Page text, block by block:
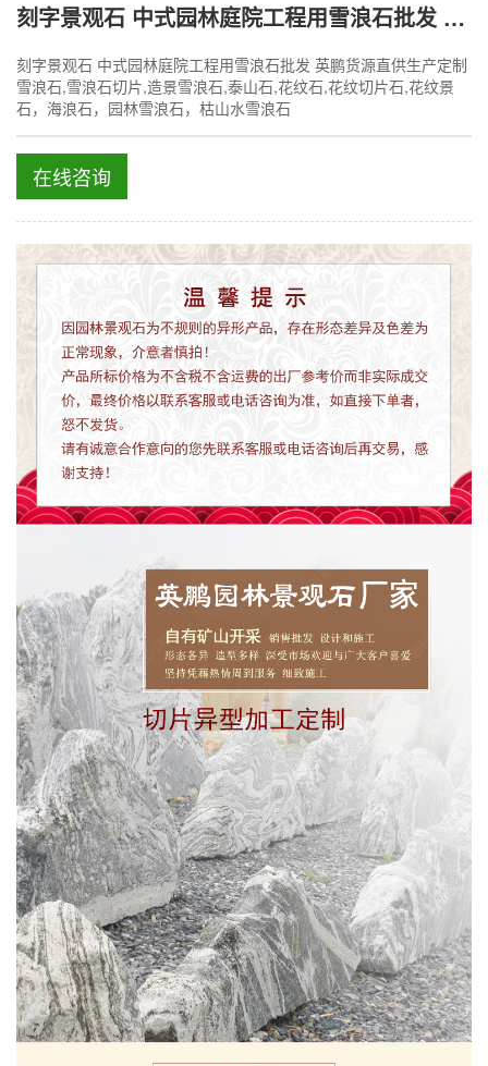
刻字景观石 中式园林庭院工程用雪浪石批发 英鹏货源直供生产定制
刻字景观石 中式园林庭院工程用雪浪石批发 英鹏货源直供生产定制
雪浪石,雪浪石切片,造景雪浪石,泰山石,花纹石,花纹切片石,花纹景
石，海浪石，园林雪浪石，枯山水雪浪石
在线咨询